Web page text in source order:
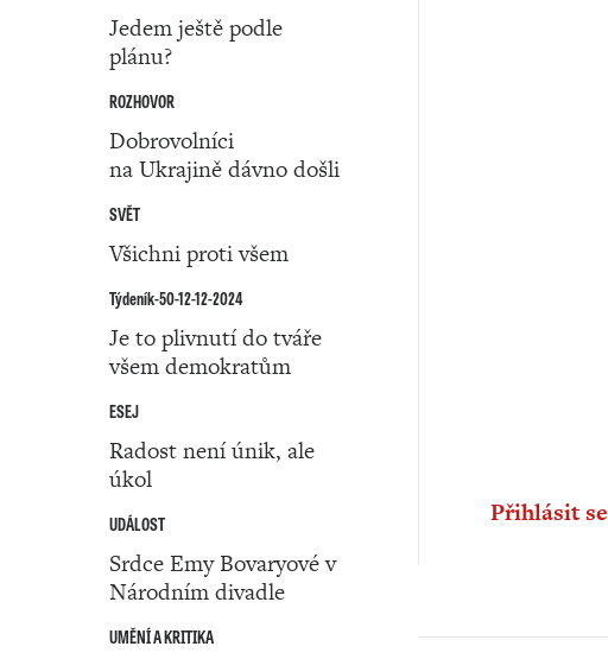
Jedem ještě podle
plánu?
ROZHOVOR
Dobrovolníci
na Ukrajině dávno došli
SVĚT
Všichni proti všem
Týdeník-50-12-12-2024
Je to plivnutí do tváře
všem demokratům
ESEJ
Radost není únik, ale
úkol
UDÁLOST
Srdce Emy Bovaryové v
Národním divadle
UMĚNÍ A KRITIKA
Přihlásit se